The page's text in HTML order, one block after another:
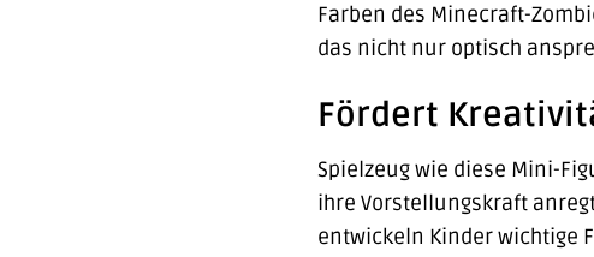
Farben des Minecraft-
das nicht nur optisch
Fördert
Spielzeug wie diese Mini-
ihre Vorstellungskraft
entwickeln Kinder wichtige